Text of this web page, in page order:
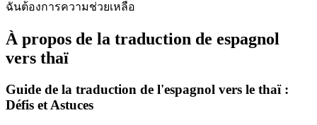
ฉันต้องการความช่วยเหลือ
À propos de la traduction de espagnol
vers thaï
Guide de la traduction de l'espagnol vers le thaï :
Défis et Astuces